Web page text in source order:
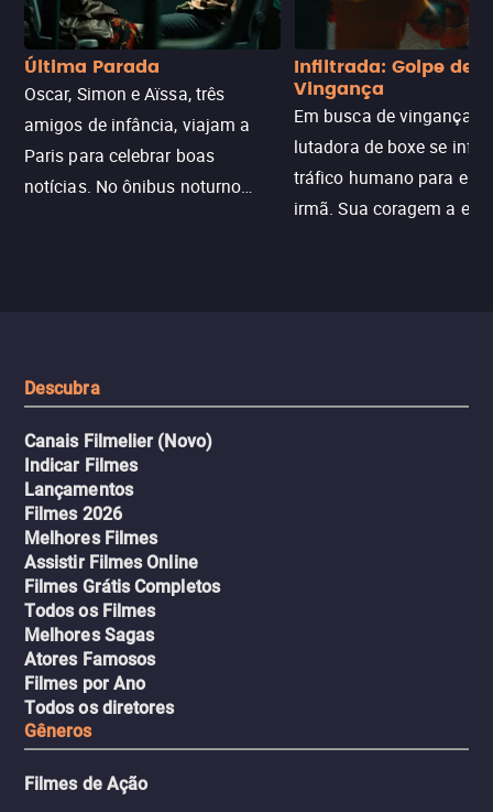
Última Parada
Oscar, Simon e Aïssa, três
amigos de infância, viajam a
Paris para celebrar boas
notícias. No ônibus noturno
Infiltrada: Golpe de
Vingança
Em busca de vingança,
lutadora de boxe se
tráfico humano para
irmã. Sua coragem a
Descubra
Canais Filmelier (Novo)
Indicar Filmes
Lançamentos
Filmes 2026
Melhores Filmes
Assistir Filmes Online
Filmes Grátis Completos
Todos os Filmes
Melhores Sagas
Atores Famosos
Filmes por Ano
Todos os diretores
Gêneros
Filmes de Ação